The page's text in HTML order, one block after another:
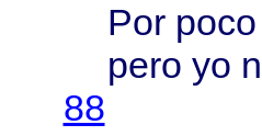
Por poco
pero yo
88